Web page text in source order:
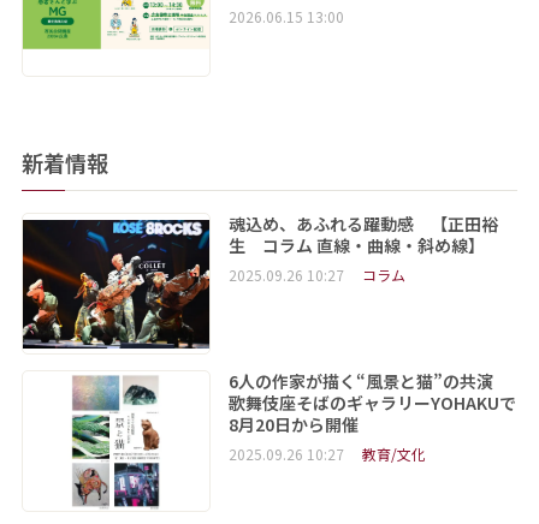
2026.06.15 13:00
新着情報
魂込め、あふれる躍動感 【正田裕
生 コラム 直線・曲線・斜め線】
2025.09.26 10:27 コラム
6人の作家が描く“風景と猫”の共演
歌舞伎座そばのギャラリーYOHAKUで
8月20日から開催
2025.09.26 10:27 教育/文化